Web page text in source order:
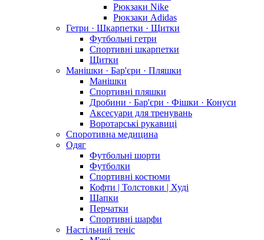
Рюкзаки Nike
Рюкзаки Adidas
Гетри · Шкарпетки · Щитки
Футбольні гетри
Спортивні шкарпетки
Щитки
Манішки · Бар'єри · Пляшки
Манішки
Спортивні пляшки
Дробини · Бар'єри · Фішки · Конуси
Аксесуари для тренувань
Воротарські рукавиці
Споротивна медицина
Одяг
Футбольні шорти
Футболки
Спортивні костюми
Кофти | Толстовки | Худі
Шапки
Перчатки
Спортивні шарфи
Настільний теніс